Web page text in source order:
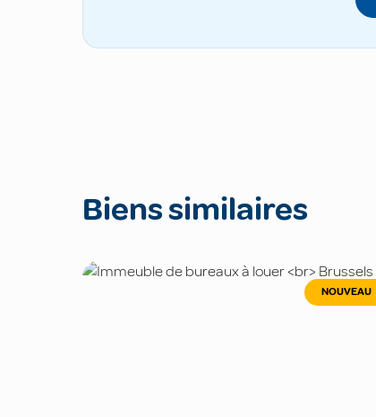
Biens similaires
NOUVEAU